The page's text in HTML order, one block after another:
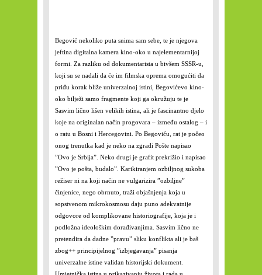
Begović nekoliko puta snima sam sebe, te je njegova
jeftina digitalna kamera kino-oko u najelementarnijoj
formi. Za razliku od dokumentarista u bivšem SSSR-u,
koji su se nadali da će im filmska oprema omogućiti da
priđu korak bliže univerzalnoj istini, Begovićevo kino-
oko bilježi samo fragmente koji ga okružuju te je
Sasvim lično lišen velikih istina, ali je fascinantno djelo
koje na originalan način progovara – između ostalog – i
o ratu u Bosni i Hercegovini. Po Begoviću, rat je počeo
onog trenutka kad je neko na zgradi Pošte napisao
”Ovo je Srbija”. Neko drugi je grafit prekrižio i napisao
”Ovo je pošta, budalo”. Karikiranjem ozbiljnog sukoba
režiser ni na koji način ne vulgarizira ”ozbiljne”
činjenice, nego obrnuto, traži objašnjenja koja u
sopstvenom mikrokosmosu daju puno adekvatnije
odgovore od komplikovane historiografije, koja je i
podložna ideološkim dorađivanjima. Sasvim lično ne
pretendira da dadne ”pravu” sliku konflikta ali je baš
zbog++ principijelnog ”izbjegavanja” pisanja
univerzalne istine validan historijski dokument.